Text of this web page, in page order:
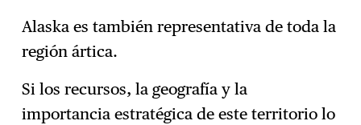
Alaska es también representativa de toda la
región ártica.
Si los recursos, la geografía y la
importancia estratégica de este territorio lo